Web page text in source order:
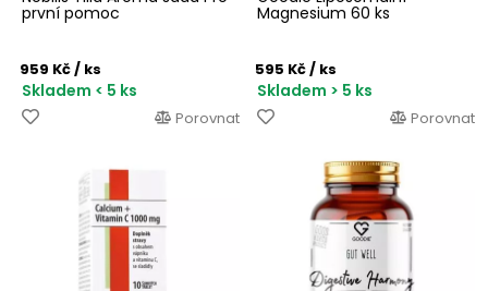
první pomoc
959 Kč/ ks
Skladem < 5 ks
Porovnat
Magnesium 60 ks
595 Kč/ ks
Skladem > 5 ks
Porovnat